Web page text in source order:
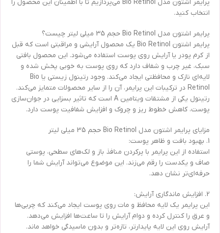
پرایمر اشتون مدل Bio Retinol می‌پردازیم تا با اطمینان این محصول را
انتخاب کنید.
پرایمر اشتون مدل Bio Retinol حجم 35 میلی لیتر چیست؟
پرایمر اشتون Bio Retinol یک محصول آرایشی و مراقبتی است که قبل
از کرم پودر یا آرایش روی پوست استفاده می‌شود. این محصول بافتی
سبک، غیر چرب و شفاف دارد که روی پوست به خوبی پخش شده و
لایه‌ای نازک و محافظتی ایجاد می‌کند. وجود رتینول زیستی یا Bio
Retinol در ترکیبات این پرایمر، آن را از سایر محصولات متمایز می‌کند.
رتینول یکی از مشتقات ویتامین A است که تاثیر بسزایی در جوان‌سازی
پوست، کاهش خطوط ریز و چروک و افزایش شفافیت پوست دارد.
مزایای پرایمر اشتون مدل Bio Retinol حجم 35 میلی لیتر
1. بهبود بافت و ظاهر پوست:
استفاده از این پرایمر با پرکردن منافذ باز و لک‌های سطحی، پوستی
صاف و یکدست را رقم می‌زند. این موضوع می‌تواند آرایش شما را
حرفه‌ای‌تر نشان دهد.
2. افزایش ماندگاری آرایش:
این پرایمر یک لایه محافظ و مات روی پوست ایجاد می‌کند که چربی‌ها
و عرق را کنترل کرده و دوام آرایش را تا ساعت‌ها افزایش می‌دهد.
آرایش روی این لایه پایدارتر، تازه‌تر و بدون ماسیدگی خواهد ماند.